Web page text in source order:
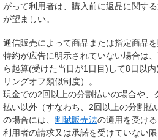
がって利用者は、購入前に返品に関す
が望ましい。
通信販売によって商品または指定商品
特約が広告に明示されていない場合は
ら起算(受けた当日が1日目)して8日以
リングオフ類似制度）。
現金での2回以上の分割払いの場合や、
払い以外（すなわち、2回以上の分割払
の場合には、 割賦販売法の適用を受ける
利用者の請求又は承諾を受けていない